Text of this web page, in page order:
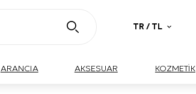
TR / TL
ARANCIA AKSESUAR KOZMETİK